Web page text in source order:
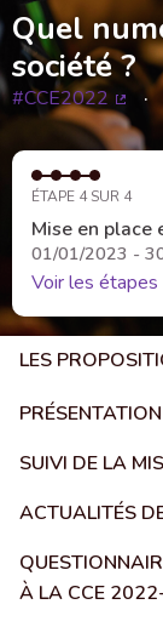
Quel
société ?
#CCE2022
(Lien
ÉTAPE 4 SUR 4
Mise en place
01/01/2023 -
Voir les étapes
LES
PRÉSENTATION
SUIVI DE LA
ACTUALITÉS
À LA CCE